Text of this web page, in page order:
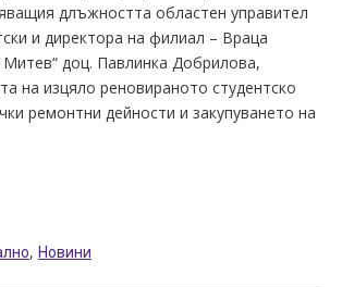
длъжността областен управител
и директора на филиал – Враца
доц. Павлинка Добрилова,
на изцяло реновираното студентско
ремонтни дейности и закупуването на
, Новини